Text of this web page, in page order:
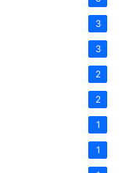
3
3
2
2
1
1